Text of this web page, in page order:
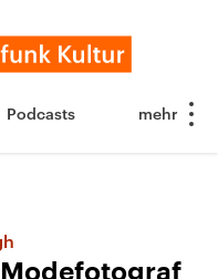
Podcasts